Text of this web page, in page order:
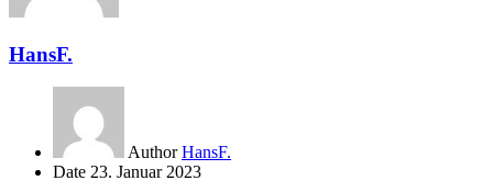
HansF.
Author HansF.
Date 23. Januar 2023